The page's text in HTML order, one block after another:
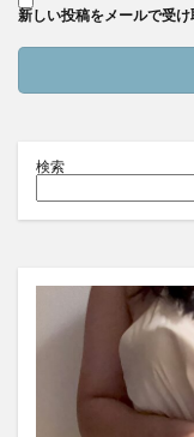
新しい投稿をメールで受け
検索